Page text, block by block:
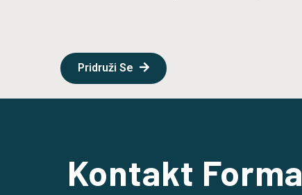
Pridruži Se
Kontakt Forma